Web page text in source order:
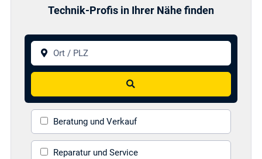
Technik-Profis in Ihrer Nähe finden
Ort / PLZ
Suchen
Beratung und Verkauf
Reparatur und Service